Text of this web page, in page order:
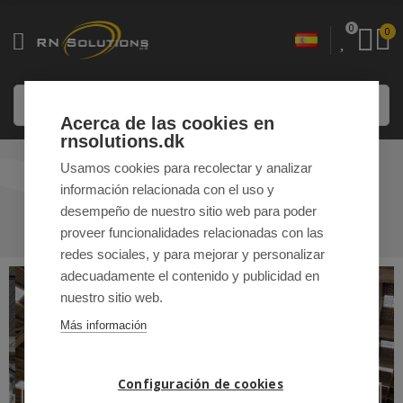
0 0
LUZ UV-A
INICIO/NUESTRAS SOLUCIONES/ LUZ UV-A
Acerca de las cookies en
rnsolutions.dk
Usamos cookies para recolectar y analizar
información relacionada con el uso y
desempeño de nuestro sitio web para poder
proveer funcionalidades relacionadas con las
redes sociales, y para mejorar y personalizar
adecuadamente el contenido y publicidad en
nuestro sitio web.
Más información
Configuración de cookies